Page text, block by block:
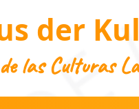
der
las Culturas